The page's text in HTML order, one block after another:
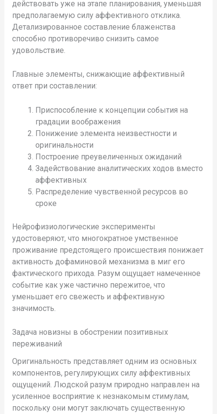
действовать уже на этапе планирования, уменьшая
предполагаемую силу аффективного отклика.
Детализированное составление блаженства
способно противоречиво снизить самое
удовольствие.
Главные элементы, снижающие аффективный
ответ при составлении:
Приспособление к концепции события на
градации воображения
Понижение элемента неизвестности и
оригинальности
Построение преувеличенных ожиданий
Задействование аналитических ходов вместо
аффективных
Распределение чувственной ресурсов во
сроке
Нейрофизиологические эксперименты
удостоверяют, что многократное умственное
проживание предстоящего происшествия понижает
активность дофаминовой механизма в миг его
фактического прихода. Разум ощущает намеченное
событие как уже частично пережитое, что
уменьшает его свежесть и аффективную
значимость.
Задача новизны в обострении позитивных
переживаний
Оригинальность представляет одним из основных
компонентов, регулирующих силу аффективных
ощущений. Людской разум природно направлен на
усиленное восприятие к незнакомым стимулам,
поскольку они могут заключать существенную